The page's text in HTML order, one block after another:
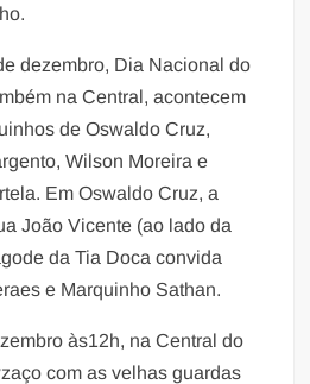
dezembro, Dia Nacional do
na Central, acontecem
de Oswaldo Cruz,
Wilson Moreira e
Em Oswaldo Cruz, a
João Vicente (ao lado da
da Tia Doca convida
e Marquinho Sathan.
às12h, na Central do
com as velhas guardas